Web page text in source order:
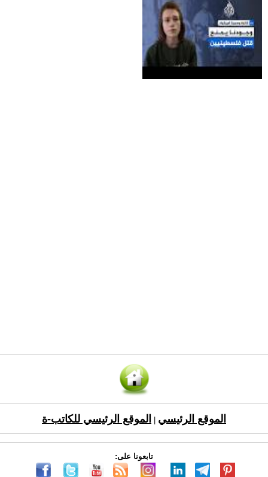
الموقع الرئيسي الموقع الرئيسي للكاتب-ة
تابعونا على: